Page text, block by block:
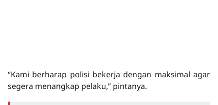
“Kami berharap polisi bekerja dengan maksimal agar
segera menangkap pelaku,” pintanya.